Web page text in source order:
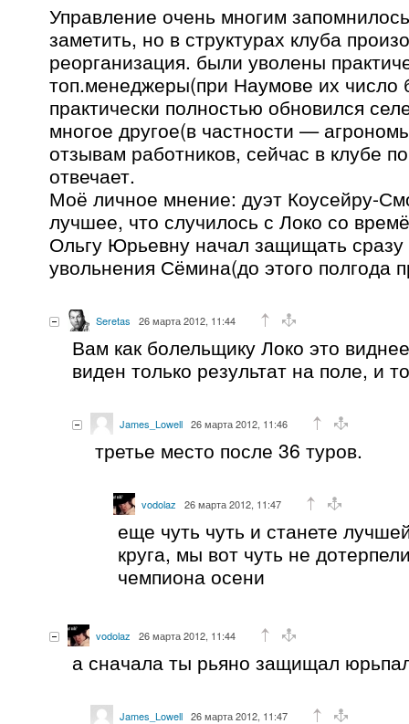
Управление очень многим
заметить, но в структурах клуба
реорганизация. были уволены
топ.менеджеры(при Наумове их число
практически полностью обновился
многое другое(в частности —
отзывам работников, сейчас в клубе
отвечает.
Моё личное мнение: дуэт Коусейру-
лучшее, что случилось с Локо со
Ольгу Юрьевну начал защищать
увольнения Сёмина(до этого полгода
Seretas 26 марта 2012, 11:44
Вам как болельщику Локо это
виден только результат на поле, и
James_Lowell 26 марта 2012, 11:46
третье место после 36 туров.
vodolaz 26 марта 2012, 11:47
еще чуть чуть и станете
круга, мы вот чуть не
чемпиона осени
vodolaz 26 марта 2012, 11:44
а сначала ты рьяно защищал
James_Lowell 26 марта 2012, 11:47